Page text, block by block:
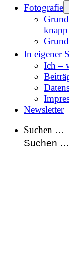
Fotografie
knapp
In eigener
Ich –
Newsletter
Suchen …